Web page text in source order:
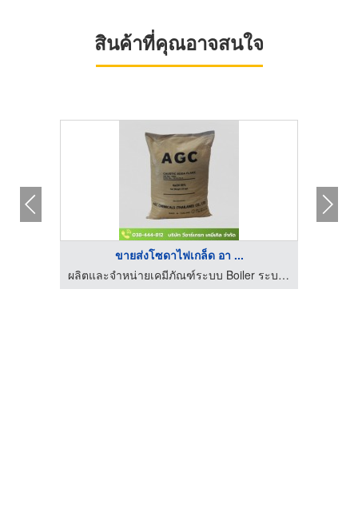
สินค้าที่คุณอาจสนใจ
ขายส่งโซดาไฟเกล็ด อา ...
ผลิตและจำหน่ายเคมีภัณฑ์ระบบ Boiler ระบบ RO